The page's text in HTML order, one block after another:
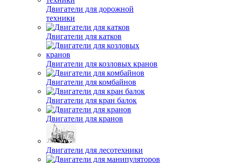
Двигатели для дорожной
техники
Двигатели для катков
Двигатели для козловых кранов
Двигатели для комбайнов
Двигатели для кран балок
Двигатели для кранов
Двигатели для лесотехники